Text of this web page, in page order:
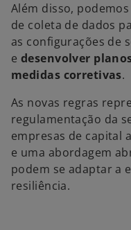
Além disso,
de coleta de dados
as configurações de
e desenvolver
medidas corretivas.
As novas regras
regulamentação da
empresas de capital
e uma abordagem
podem se adaptar a
resiliência.